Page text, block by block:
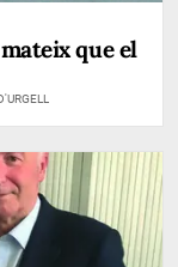
que el